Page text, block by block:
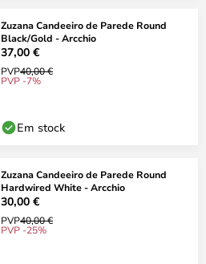
Zuzana Candeeiro de Parede Round
Black/Gold - Arcchio
37,00 €
PVP40,00 €
PVP -7%
Em stock
Zuzana Candeeiro de Parede Round
Hardwired White - Arcchio
30,00 €
PVP40,00 €
PVP -25%